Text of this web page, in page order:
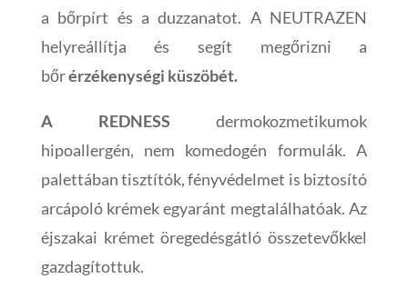
a bőrpírt és a duzzanatot. A NEUTRAZEN
helyreállítja és segít megőrizni a
bőrérzékenységi küszöbét.
A REDNESSdermokozmetikumok
hipoallergén, nem komedogén formulák. A
palettában tisztítók, fényvédelmet is biztosító
arcápoló krémek egyaránt megtalálhatóak. Az
éjszakai krémet öregedésgátló összetevőkkel
gazdagítottuk.